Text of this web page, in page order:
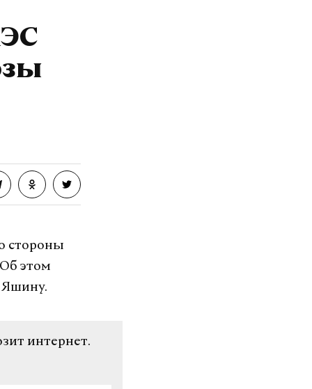
стороны
этом
Яшину.
интернет.